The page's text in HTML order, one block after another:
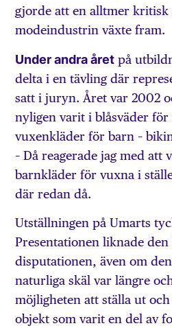
gjorde att en alltmer kritisk
modeindustrin växte fram.
Under andra året på
delta i en tävling där
satt i juryn. Året var 2002
nyligen varit i blåsväder för
vuxenkläder för barn –
– Då reagerade jag med att
barnkläder för vuxna i
där redan då.
Utställningen på Umarts
Presentationen liknade
disputationen, även om
naturliga skäl var längre
möjligheten att ställa ut
objekt som varit en del av